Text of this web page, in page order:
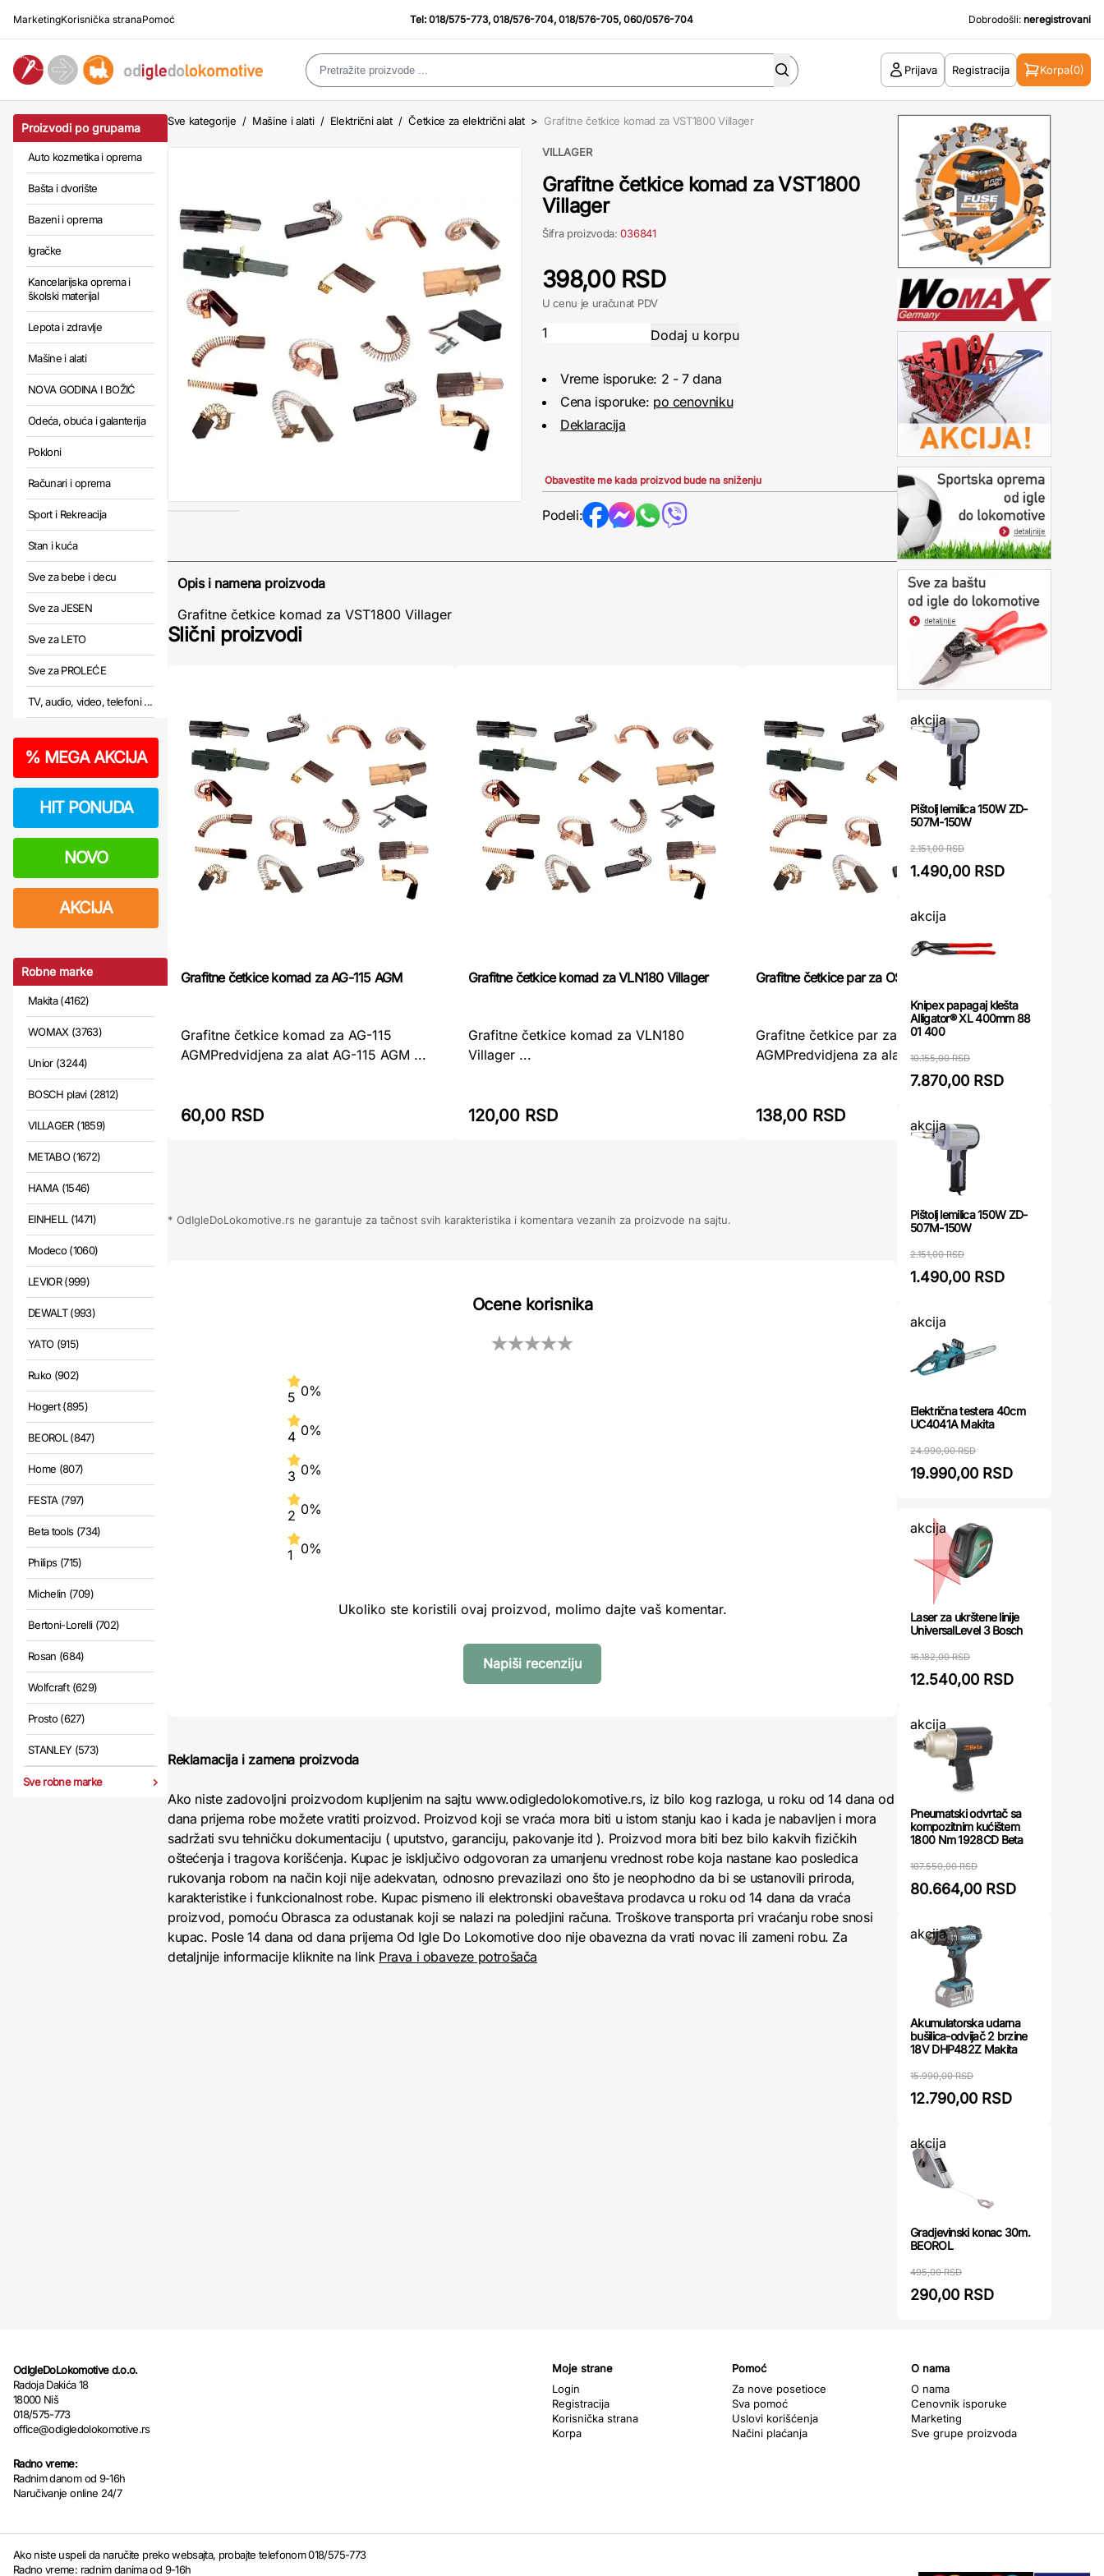
MarketingKorisnička stranaPomoć Tel:018/575-773,018/576-704,018/576-705,060/0576-704 Dobrodošli: neregistrovani
Prijava Registracija Korpa(0)
Proizvodi po grupama
Auto kozmetika i oprema
Bašta i dvorište
Bazeni i oprema
Igračke
Kancelarijska oprema i
školski materijal
Lepota i zdravlje
Mašine i alati
NOVA GODINA I BOŽIĆ
Odeća, obuća i galanterija
Pokloni
Računari i oprema
Sport i Rekreacija
Stan i kuća
Sve za bebe i decu
Sve za JESEN
Sve za LETO
Sve za PROLEĆE
TV, audio, video, telefoni ...
% MEGA AKCIJA
HIT PONUDA
NOVO
AKCIJA
Robne marke
Makita (4162)
WOMAX (3763)
Unior (3244)
BOSCH plavi (2812)
VILLAGER (1859)
METABO (1672)
HAMA (1546)
EINHELL (1471)
Modeco (1060)
LEVIOR (999)
DEWALT (993)
YATO (915)
Ruko (902)
Hogert (895)
BEOROL (847)
Home (807)
FESTA (797)
Beta tools (734)
Philips (715)
Michelin (709)
Bertoni-Lorelli (702)
Rosan (684)
Wolfcraft (629)
Prosto (627)
STANLEY (573)
Sve robne marke
Sve kategorije / Mašine i alati / Električni alat / Četkice za električni alat > Grafitne četkice komad za VST1800 Villager
VILLAGER
Grafitne četkice komad za VST1800
Villager
Šifra proizvoda:036841
398,00 RSD
U cenu je uračunat PDV
Vreme isporuke: 2 - 7 dana
Cena isporuke: po cenovniku
Deklaracija
Obavestite me kada proizvod bude na sniženju
Podeli:
Opis i namena proizvoda
Grafitne četkice komad za VST1800 Villager
Slični proizvodi
Grafitne četkice komad za AG-115 AGM
Grafitne četkice komad za AG-115
AGMPredvidjena za alat AG-115 AGM ...
60,00 RSD
Grafitne četkice komad za VLN180 Villager
Grafitne četkice komad za VLN180
Villager ...
120,00 RSD
Grafitne četkice par za OS 150 AGM
Grafitne četkice par za OS 150
AGMPredvidjena za alat OS 150 AGM ...
138,00 RSD
* OdIgleDoLokomotive.rs ne garantuje za tačnost svih karakteristika i komentara vezanih za proizvode na sajtu.
Ocene korisnika
5 0%
4 0%
3 0%
2 0%
1 0%
Ukoliko ste koristili ovaj proizvod, molimo dajte vaš komentar.
Napiši recenziju
Reklamacija i zamena proizvoda
Ako niste zadovoljni proizvodom kupljenim na sajtu www.odigledolokomotive.rs, iz bilo kog razloga, u roku od 14 dana od
dana prijema robe možete vratiti proizvod. Proizvod koji se vraća mora biti u istom stanju kao i kada je nabavljen i mora
sadržati svu tehničku dokumentaciju ( uputstvo, garanciju, pakovanje itd ). Proizvod mora biti bez bilo kakvih fizičkih
oštećenja i tragova korišćenja. Kupac je isključivo odgovoran za umanjenu vrednost robe koja nastane kao posledica
rukovanja robom na način koji nije adekvatan, odnosno prevazilazi ono što je neophodno da bi se ustanovili priroda,
karakteristike i funkcionalnost robe. Kupac pismeno ili elektronski obaveštava prodavca u roku od 14 dana da vraća
proizvod, pomoću Obrasca za odustanak koji se nalazi na poledjini računa. Troškove transporta pri vraćanju robe snosi
kupac. Posle 14 dana od dana prijema Od Igle Do Lokomotive doo nije obavezna da vrati novac ili zameni robu. Za
detaljnije informacije kliknite na link Prava i obaveze potrošača
akcija
Pištolj lemilica 150W ZD-
507M-150W
2.151,00 RSD
1.490,00 RSD
akcija
Knipex papagaj klešta
Alligator® XL 400mm 88
01 400
10.155,00 RSD
7.870,00 RSD
akcija
Pištolj lemilica 150W ZD-
507M-150W
2.151,00 RSD
1.490,00 RSD
akcija
Električna testera 40cm
UC4041A Makita
24.990,00 RSD
19.990,00 RSD
akcija
Laser za ukrštene linije
UniversalLevel 3 Bosch
16.182,00 RSD
12.540,00 RSD
akcija
Pneumatski odvrtač sa
kompozitnim kućištem
1800 Nm 1928CD Beta
107.550,00 RSD
80.664,00 RSD
akcija
Akumulatorska udarna
bušilica-odvijač 2 brzine
18V DHP482Z Makita
15.990,00 RSD
12.790,00 RSD
akcija
Gradjevinski konac 30m.
BEOROL
495,00 RSD
290,00 RSD
OdIgleDoLokomotive d.o.o.
Radoja Dakića 18
18000 Niš
018/575-773
office@odigledolokomotive.rs
Radno vreme:
Radnim danom od 9-16h
Naručivanje online 24/7
Moje strane
Login
Registracija
Korisnička strana
Korpa
Pomoć
Za nove posetioce
Sva pomoć
Uslovi korišćenja
Načini plaćanja
O nama
O nama
Cenovnik isporuke
Marketing
Sve grupe proizvoda
Ako niste uspeli da naručite preko websajta, probajte telefonom 018/575-773
Radno vreme: radnim danima od 9-16h